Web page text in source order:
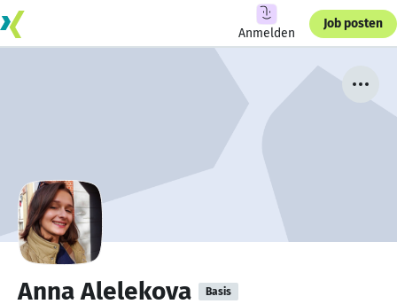
Anmelden
Job posten
Anna Alelekova Basis